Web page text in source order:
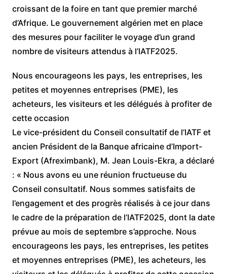
croissant de la foire en tant que premier marché
d’Afrique. Le gouvernement algérien met en place
des mesures pour faciliter le voyage d’un grand
nombre de visiteurs attendus à l’IATF2025.
Nous encourageons les pays, les entreprises, les
petites et moyennes entreprises (PME), les
acheteurs, les visiteurs et les délégués à profiter de
cette occasion
Le vice-président du Conseil consultatif de l’IATF et
ancien Président de la Banque africaine d’Import-
Export (Afreximbank), M. Jean Louis-Ekra, a déclaré
: « Nous avons eu une réunion fructueuse du
Conseil consultatif. Nous sommes satisfaits de
l’engagement et des progrès réalisés à ce jour dans
le cadre de la préparation de l’IATF2025, dont la date
prévue au mois de septembre s’approche. Nous
encourageons les pays, les entreprises, les petites
et moyennes entreprises (PME), les acheteurs, les